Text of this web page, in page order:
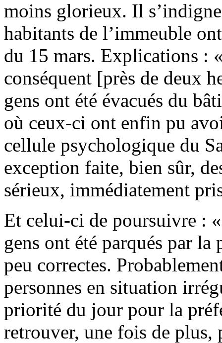
moins glorieux. Il
habitants de l’immeuble
du 15 mars. Explications :
conséquent [près de deux
gens ont été évacués du
où ceux-ci ont enfin pu
cellule psychologique du
exception faite, bien sûr,
sérieux, immédiatement
Et celui-ci de poursuivre :
gens ont été parqués par la
peu correctes.
personnes en situation
priorité du jour pour la
retrouver, une fois de plus,